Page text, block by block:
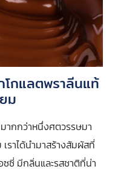
กแลตพราลีนแท้
ม
ากกว่าหนึ่งศตวรรษมา
ราได้นำมาสร้างสัมผัสที่
ซี่ มีกลิ่นและรสชาติที่น่า